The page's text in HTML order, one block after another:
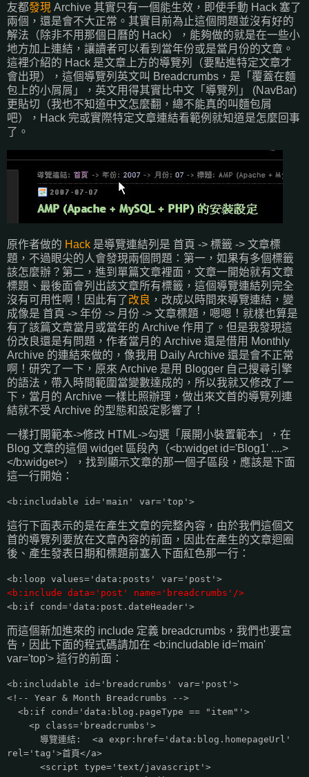
友都發現 Archive 其實只有一個能生效，即使手動 Hack 塞了
兩個，還是會不大正常。其實目前為止這個問題並沒有好的
解法（除非不用那個日曆的 Hack），能夠做的就是在一些小
地方加上連結，讓讀者可以看到當年份或是當月份的文章。
這裡介紹的 Hack 是文章上方的導覽列（要點進特定文章才
會出現），這個導覽列英文叫 Breadcrumbs，是「覆蓋在麵
包上的小屑屑」，英文用得其實比中文「導覽列」 (NavBar)
更貼切（我也不知道中文怎麼翻，總不能真的叫麵包屑
吧），Hack 完或實際特定文章連結看範例就知道是怎麼回事
了。
原作者做的 Hack 是導覽連結列是 首頁 -> 標籤 -> 文章標
題，不過眼尖的人會發現兩個問題：第一，如果有多個標籤
該怎麼辦？第二，進到單篇文章裡面，文章一開始就有文章
標題、最後面會列出該文章所有標籤，這個導覽連結列完全
沒有可用性啊！因此有了改良 ，改成以時間來導覽連結，變
成像是 首頁 -> 年份 -> 月份 -> 文章標題，嗯嗯！就樣也算是
有了該篇文章當月或當年的 Archive 作用了。但是我發現這
份改良還是有問題，作者當月的 Archive 還是借用 Monthly
Archive 的連結來做的，像我用 Daily Archive 還是會不正常
啊！研究了一下，原來 Archive 是用 Blogger 自己搜尋引擎
的語法，帶入時間範圍當變數達成的，所以我就又修改了一
下，當月的 Archive 一樣比照辦理，做出來文首的導覽列連
結就不受 Archive 的型態和設定影響了！
一樣打開範本->修改 HTML->勾選「展開小裝置範本」，在
Blog 文章的這個 widget 區段內（<b:widget id='Blog1' ....>
</b:widget>），找到顯示文章的那一個子區段，應該是下面
這一行開始：
<b:includable id='main' var='top'>
這行下面表示的是在產生文章的完整內容，由於我們這個文
首的導覽列要放在文章內容的前面，因此在產生的文章迴圈
後、產生發表日期和標題前塞入下面紅色那一行：
<b:loop values='data:posts' var='post'>
<b:include data='post' name='breadcrumbs'/>
<b:if cond='data:post.dateHeader'>
而這個新加進來的 include 定義 breadcrumbs，我們也要宣
告，因此下面的程式碼請加在 <b:includable id='main'
var='top'> 這行的前面：
<b:includable id='breadcrumbs' var='post'>
<!-- Year & Month Breadcrumbs -->
<b:if cond='data:blog.pageType == "item"'>
<p class='breadcrumbs'>
導覽連結: <a expr:href='data:blog.homepageUrl'
rel='tag'>首頁</a>
<script type='text/javascript'>